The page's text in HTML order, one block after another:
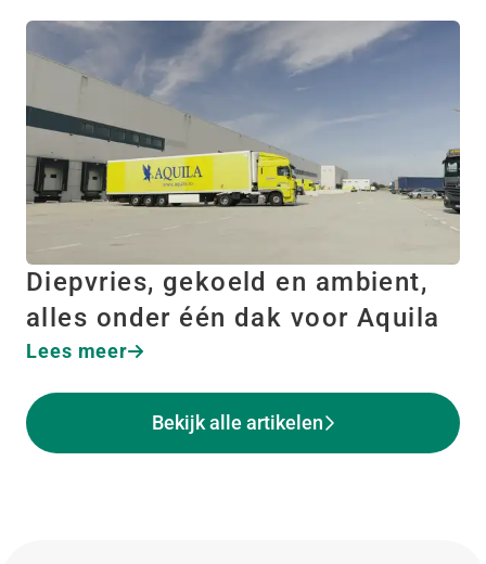
Diepvries, gekoeld en ambient,
alles onder één dak voor Aquila
Lees meer
Bekijk alle artikelen